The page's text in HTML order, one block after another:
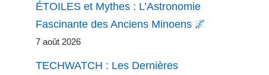
ÉTOILES et Mythes : L’Astronomie
Fascinante des Anciens Minoens 🌌
7 août 2026
TECHWATCH : Les Dernières